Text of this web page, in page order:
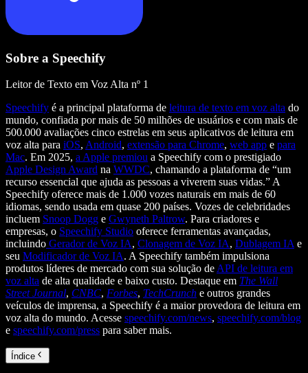
Sobre a Speechify
Leitor de Texto em Voz Alta nº 1
Speechify é a principal plataforma de leitura de texto em voz alta do
mundo, confiada por mais de 50 milhões de usuários e com mais de
500.000 avaliações cinco estrelas em seus aplicativos de leitura em
voz alta para iOS, Android, extensão para Chrome, web app e para
Mac. Em 2025, a Apple premiou a Speechify com o prestigiado
Apple Design Award na WWDC, chamando a plataforma de “um
recurso essencial que ajuda as pessoas a viverem suas vidas.” A
Speechify oferece mais de 1.000 vozes naturais em mais de 60
idiomas, sendo usada em quase 200 países. Vozes de celebridades
incluem Snoop Dogg e Gwyneth Paltrow. Para criadores e
empresas, o Speechify Studio oferece ferramentas avançadas,
incluindo Gerador de Voz IA, Clonagem de Voz IA, Dublagem IA e
seu Modificador de Voz IA. A Speechify também impulsiona
produtos líderes de mercado com sua solução de API de leitura em
voz alta de alta qualidade e baixo custo. Destaque em The Wall
Street Journal, CNBC, Forbes, TechCrunch e outros grandes
veículos de imprensa, a Speechify é a maior provedora de leitura em
voz alta do mundo. Acesse speechify.com/news, speechify.com/blog
e speechify.com/press para saber mais.
Índice